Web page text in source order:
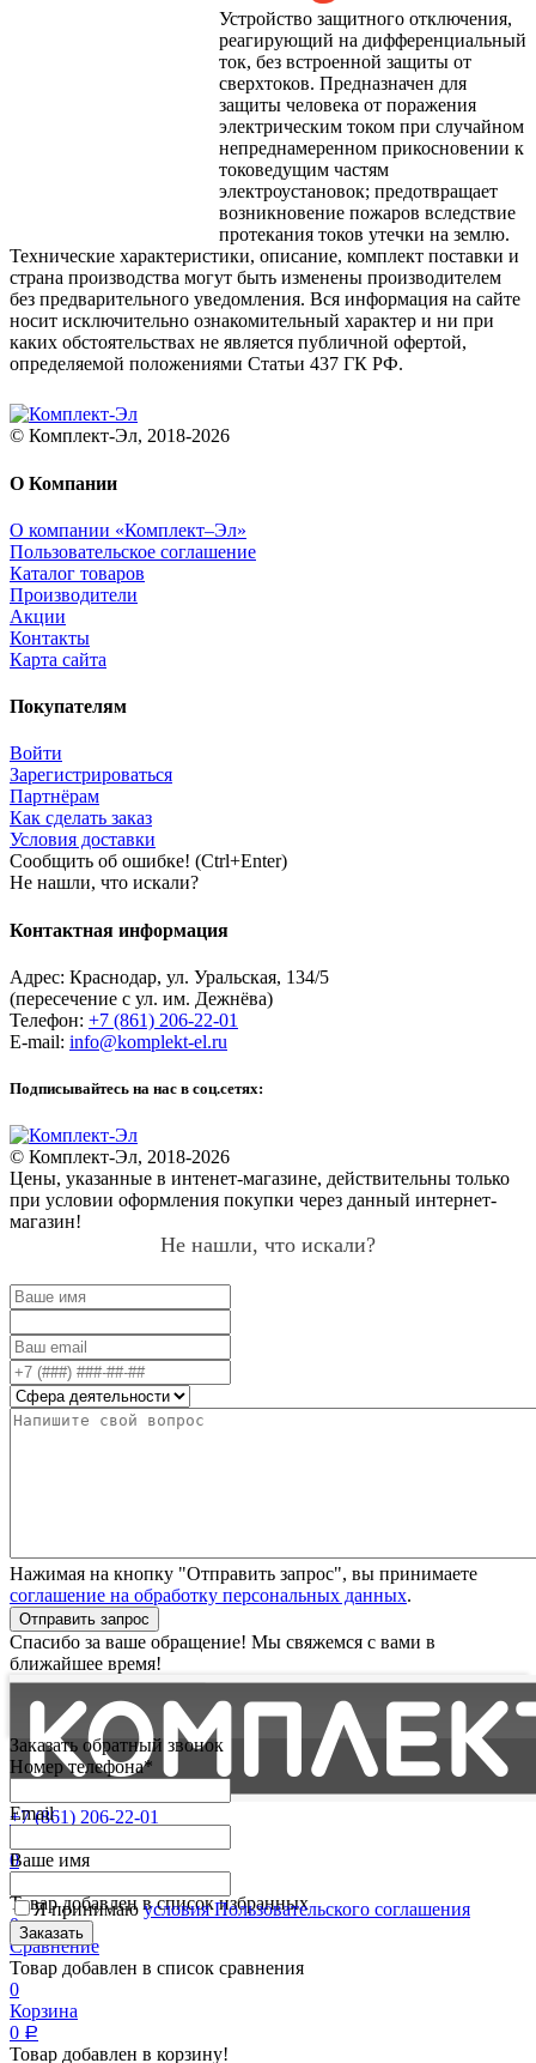
Устройство защитного отключения,
реагирующий на дифференциальный
ток, без встроенной защиты от
сверхтоков. Предназначен для
защиты человека от поражения
электрическим током при случайном
непреднамеренном прикосновении к
токоведущим частям
электроустановок; предотвращает
возникновение пожаров вследствие
протекания токов утечки на землю.
Технические характеристики, описание, комплект поставки и
страна производства могут быть изменены производителем
без предварительного уведомления. Вся информация на сайте
носит исключительно ознакомительный характер и ни при
каких обстоятельствах не является публичной офертой,
определяемой положениями Статьи 437 ГК РФ.
© Комплект-Эл, 2018-2026
О Компании
О компании «Комплект–Эл»
Пользовательское соглашение
Каталог товаров
Производители
Акции
Контакты
Карта сайта
Покупателям
Войти
Зарегистрироваться
Партнёрам
Как сделать заказ
Условия доставки
Сообщить об ошибке! (Ctrl+Enter)
Не нашли, что искали?
Контактная информация
Адрес: Краснодар, ул. Уральская, 134/5
(пересечение с ул. им. Дежнёва)
Телефон: +7 (861) 206-22-01
E-mail: info@komplekt-el.ru
Подписывайтесь на нас в соц.сетях:
© Комплект-Эл, 2018-2026
Цены, указанные в интенет-магазине, действительны только
при условии оформления покупки через данный интернет-
магазин!
Не нашли, что искали?
Нажимая на кнопку "Отправить запрос", вы принимаете
соглашение на обработку персональных данных.
Отправить запрос
Спасибо за ваше обращение! Мы свяжемся с вами в
ближайшее время!
+7 (861) 206-22-01
0
Товар добавлен в список избранных
0
Сравнение
Товар добавлен в список сравнения
0
Корзина
0 Р
Товар добавлен в корзину!
Заказать обратный звонок
Номер телефона*
Email
Ваше имя
Я принимаюусловия Пользовательского соглашения